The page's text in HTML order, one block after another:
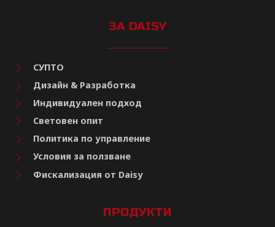
ЗА DAISY
СУПТО
Дизайн & Разработка
Индивидуален подход
Световен опит
Политика по управление
Условия за ползване
Фискализация от Daisy
ПРОДУКТИ